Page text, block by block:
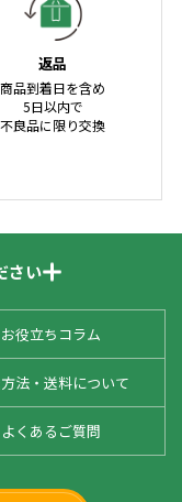
返品
商品到着日を含め
5日以内で
不良品に限り交換
さい
お役立ちコラム
法・送料について
よくあるご質問